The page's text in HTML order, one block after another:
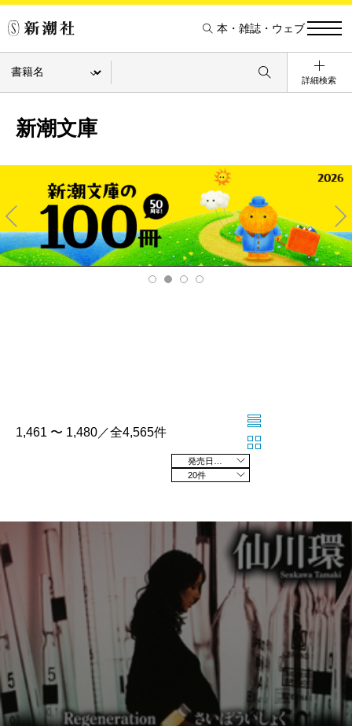
本・雑誌・ウェブ
詳細検索
新潮文庫
Pre
v
Ne
xt
1,461 〜 1,480／全4,565件
20件